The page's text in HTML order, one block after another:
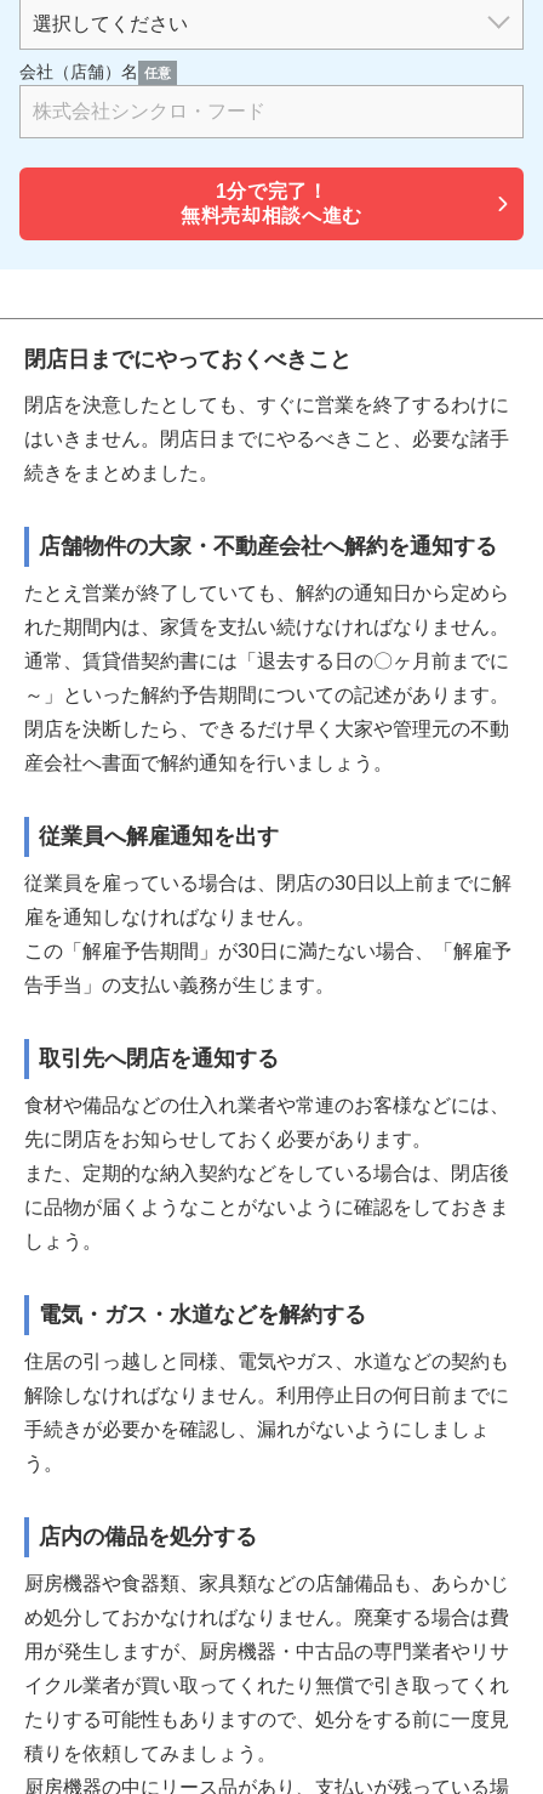
会社（店舗）名 任意
1分で完了！
無料売却相談へ進む
閉店日までにやっておくべきこと
閉店を決意したとしても、すぐに営業を終了するわけに
はいきません。閉店日までにやるべきこと、必要な諸手
続きをまとめました。
店舗物件の大家・不動産会社へ解約を通知する
たとえ営業が終了していても、解約の通知日から定めら
れた期間内は、家賃を支払い続けなければなりません。
通常、賃貸借契約書には「退去する日の〇ヶ月前までに
～」といった解約予告期間についての記述があります。
閉店を決断したら、できるだけ早く大家や管理元の不動
産会社へ書面で解約通知を行いましょう。
従業員へ解雇通知を出す
従業員を雇っている場合は、閉店の30日以上前までに解
雇を通知しなければなりません。
この「解雇予告期間」が30日に満たない場合、「解雇予
告手当」の支払い義務が生じます。
取引先へ閉店を通知する
食材や備品などの仕入れ業者や常連のお客様などには、
先に閉店をお知らせしておく必要があります。
また、定期的な納入契約などをしている場合は、閉店後
に品物が届くようなことがないように確認をしておきま
しょう。
電気・ガス・水道などを解約する
住居の引っ越しと同様、電気やガス、水道などの契約も
解除しなければなりません。利用停止日の何日前までに
手続きが必要かを確認し、漏れがないようにしましょ
う。
店内の備品を処分する
厨房機器や食器類、家具類などの店舗備品も、あらかじ
め処分しておかなければなりません。廃棄する場合は費
用が発生しますが、厨房機器・中古品の専門業者やリサ
イクル業者が買い取ってくれたり無償で引き取ってくれ
たりする可能性もありますので、処分をする前に一度見
積りを依頼してみましょう。
厨房機器の中にリース品があり、支払いが残っている場